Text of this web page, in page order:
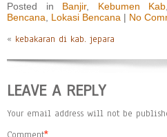
Posted in Banjir, Kebumen Kab
Bencana
Lokasi Bencana | No
« kebakaran di kab. jepara
LEAVE A REPLY
Your email address will not be